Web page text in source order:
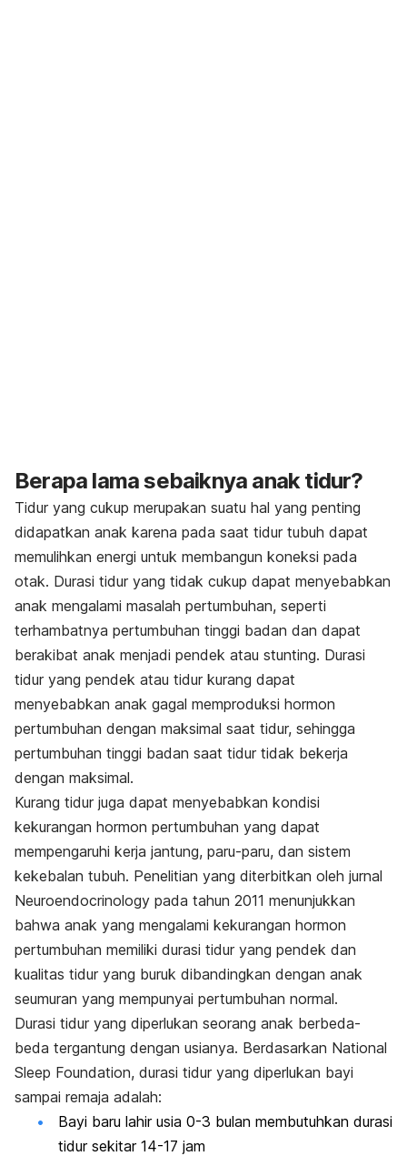
Berapa lama sebaiknya anak tidur?
Tidur yang cukup merupakan suatu hal yang penting
didapatkan anak karena pada saat tidur tubuh dapat
memulihkan energi untuk membangun koneksi pada
otak. Durasi tidur yang tidak cukup dapat menyebabkan
anak mengalami masalah pertumbuhan, seperti
terhambatnya pertumbuhan tinggi badan dan dapat
berakibat anak menjadi pendek atau stunting. Durasi
tidur yang pendek atau tidur kurang dapat
menyebabkan anak gagal memproduksi hormon
pertumbuhan dengan maksimal saat tidur, sehingga
pertumbuhan tinggi badan saat tidur tidak bekerja
dengan maksimal.
Kurang tidur juga dapat menyebabkan kondisi
kekurangan hormon pertumbuhan yang dapat
mempengaruhi kerja jantung, paru-paru, dan sistem
kekebalan tubuh. Penelitian yang diterbitkan oleh jurnal
Neuroendocrinology pada tahun 2011 menunjukkan
bahwa anak yang mengalami kekurangan hormon
pertumbuhan memiliki durasi tidur yang pendek dan
kualitas tidur yang buruk dibandingkan dengan anak
seumuran yang mempunyai pertumbuhan normal.
Durasi tidur yang diperlukan seorang anak berbeda-
beda tergantung dengan usianya. Berdasarkan National
Sleep Foundation, durasi tidur yang diperlukan bayi
sampai remaja adalah:
Bayi baru lahir usia 0-3 bulan membutuhkan durasi
tidur sekitar 14-17 jam